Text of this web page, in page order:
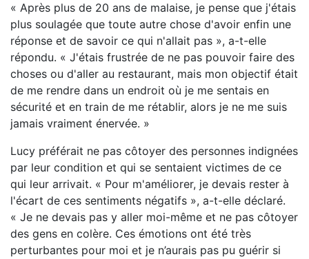
« Après plus de 20 ans de malaise, je pense que j'étais
plus soulagée que toute autre chose d'avoir enfin une
réponse et de savoir ce qui n'allait pas », a-t-elle
répondu. « J'étais frustrée de ne pas pouvoir faire des
choses ou d'aller au restaurant, mais mon objectif était
de me rendre dans un endroit où je me sentais en
sécurité et en train de me rétablir, alors je ne me suis
jamais vraiment énervée. »
Lucy préférait ne pas côtoyer des personnes indignées
par leur condition et qui se sentaient victimes de ce
qui leur arrivait. « Pour m'améliorer, je devais rester à
l'écart de ces sentiments négatifs », a-t-elle déclaré.
« Je ne devais pas y aller moi-même et ne pas côtoyer
des gens en colère. Ces émotions ont été très
perturbantes pour moi et je n’aurais pas pu guérir si